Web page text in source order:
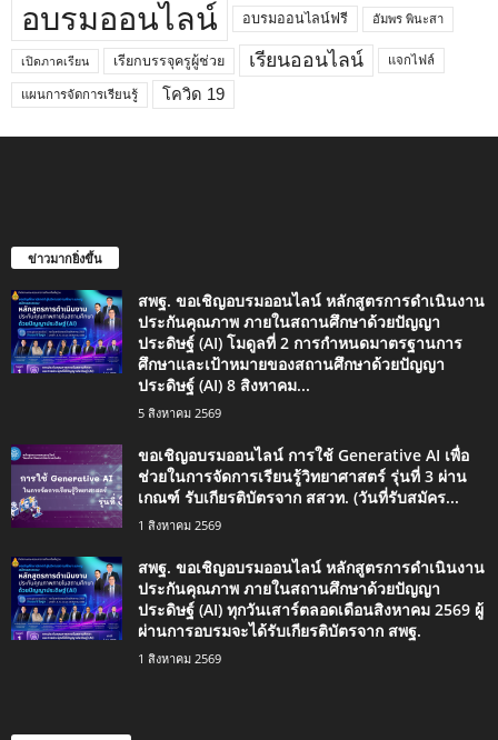
อบรมออนไลน์ อบรมออนไลน์ฟรี อัมพร พินะสา
เปิดภาคเรียน เรียกบรรจุครูผู้ช่วย เรียนออนไลน์ แจกไฟล์
แผนการจัดการเรียนรู้ โควิด 19
ข่าวมากยิ่งขึ้น
สพฐ. ขอเชิญอบรมออนไลน์ หลักสูตรการดำเนินงาน
ประกันคุณภาพ ภายในสถานศึกษาด้วยปัญญา
ประดิษฐ์ (AI) โมดูลที่ 2 การกำหนดมาตรฐานการ
ศึกษาและเป้าหมายของสถานศึกษาด้วยปัญญา
ประดิษฐ์ (AI) 8 สิงหาคม...
5 สิงหาคม 2569
ขอเชิญอบรมออนไลน์ การใช้ Generative AI เพื่อ
ช่วยในการจัดการเรียนรู้วิทยาศาสตร์ รุ่นที่ 3 ผ่าน
เกณฑ์ รับเกียรติบัตรจาก สสวท. (วันที่รับสมัคร...
1 สิงหาคม 2569
สพฐ. ขอเชิญอบรมออนไลน์ หลักสูตรการดำเนินงาน
ประกันคุณภาพ ภายในสถานศึกษาด้วยปัญญา
ประดิษฐ์ (AI) ทุกวันเสาร์ตลอดเดือนสิงหาคม 2569 ผู้
ผ่านการอบรมจะได้รับเกียรติบัตรจาก สพฐ.
1 สิงหาคม 2569